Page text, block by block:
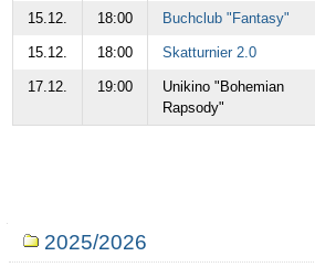
15.12. 18:00 Buchclub "Fantasy"
15.12. 18:00 Skatturnier 2.0
17.12. 19:00
Unikino "Bohemian
Rapsody"
Navigation2025/2026